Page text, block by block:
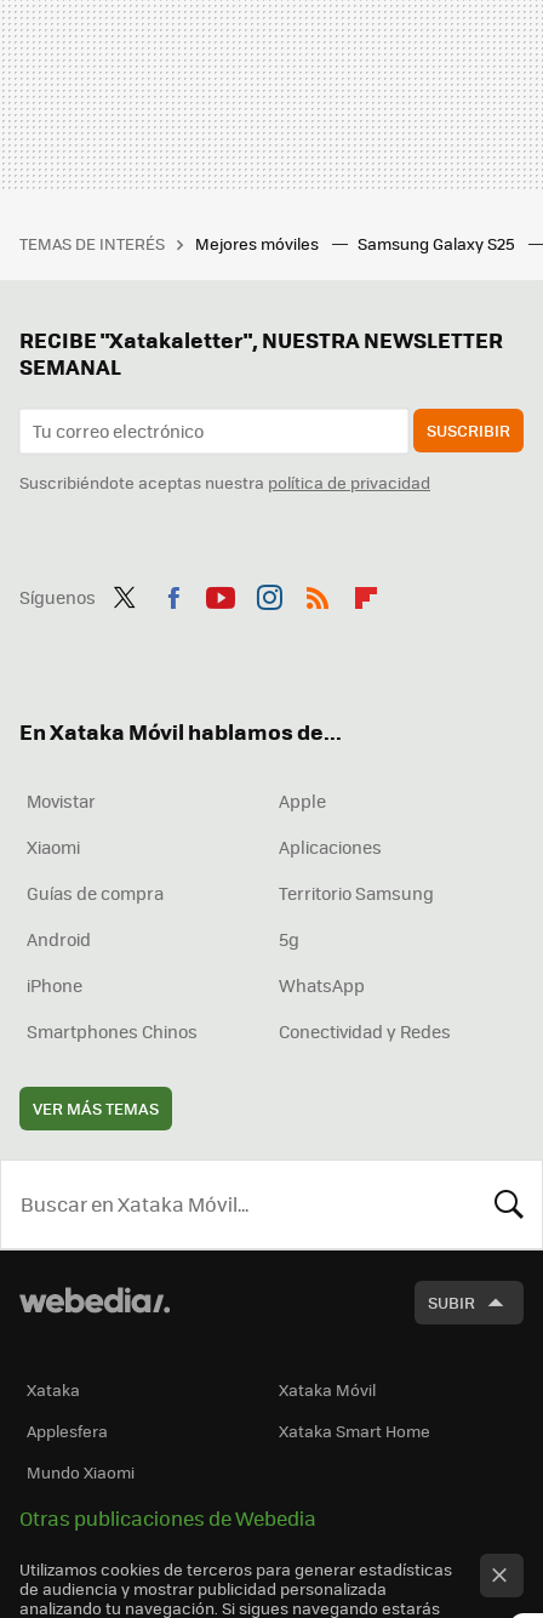
TEMAS DE INTERÉS Mejores móviles Samsung Galaxy S25
RECIBE "Xatakaletter", NUESTRA NEWSLETTER
SEMANAL
SUSCRIBIR
Suscribiéndote aceptas nuestra política de privacidad
Síguenos
En Xataka Móvil hablamos de...
Movistar
Apple
Xiaomi
Aplicaciones
Guías de compra
Territorio Samsung
Android
5g
iPhone
WhatsApp
Smartphones Chinos
Conectividad y Redes
VER MÁS TEMAS
SUBIR
Xataka
Xataka Móvil
Applesfera
Xataka Smart Home
Mundo Xiaomi
Otras publicaciones de Webedia
Utilizamos cookies de terceros para generar estadísticas
de audiencia y mostrar publicidad personalizada
analizando tu navegación. Si sigues navegando estarás